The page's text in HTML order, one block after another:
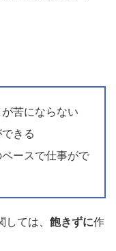
苦にならない
きる
ースで仕事がで
ては、 飽きずに作